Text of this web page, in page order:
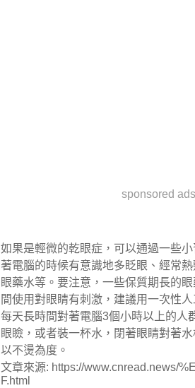
sponsored ads
如果是輕微的乾眼症，可以通過一些
著電腦的時候有意識地多眨眼、經常
眼藥水等。要注意，一些保質期長的
間使用對眼睛有刺激，建議用一次性人
每天長時間對著電腦3個小時以上的人
眼瞼，或者裝一杯水，閉著眼睛對著
以不燙為度。
文章來源: https://www.cnread.news/
F.html